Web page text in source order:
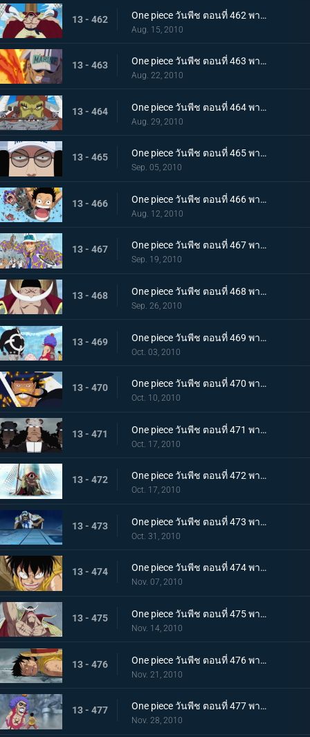
13 - 462 One piece วันพีช ตอนที่ 462 พากย์ไทย พลังทำลายล้างโลก! ความสามารถของ ผลกุระ-กุระ
Aug. 15, 2010
13 - 463 One piece วันพีช ตอนที่ 463 พากย์ไทย เผาทุกสิ่งจนมอดไหม้!! พลังของพลเรือเอกอาคาอินุ!
Aug. 22, 2010
13 - 464 One piece วันพีช ตอนที่ 464 พากย์ไทย ลูกหลานของปีศาจ! ลิตเติ้ลออสจูเนียร์! จู่โจม
Aug. 29, 2010
13 - 465 One piece วันพีช ตอนที่ 465 พากย์ไทย ผู้ชนะเท่านั้นที่ถูกต้อง! แผนของเซ็นโงคุเริ่มออกลาย!
Sep. 05, 2010
13 - 466 One piece วันพีช ตอนที่ 466 พากย์ไทย ทีมหมวกฟางมาถึงแล้ว! สนามรบเดือดถึงขีดสุด
Aug. 12, 2010
13 - 467 One piece วันพีช ตอนที่ 467 พากย์ไทย ถึงต้องตายก็จะช่วย การต่อสู้ของ ลูฟี่ กับ กองทัพเรือ เริ่มแล้ว
Sep. 19, 2010
13 - 468 One piece วันพีช ตอนที่ 468 พากย์ไทย สงครามยังคงดุเดือด! การต่อสู้ระหว่างผู้มีพลังพิเศษ
Sep. 26, 2010
13 - 469 One piece วันพีช ตอนที่ 469 พากย์ไทย เหตุผิดปกติที่เกิดจากคุมะ หมัดแห่งความโกรธของคุณอีวา
Oct. 03, 2010
13 - 470 One piece วันพีช ตอนที่ 470 พากย์ไทย สุดยอดนักดาบมิฮอว์ค คมดาบดำที่ฟาดใส่ลูฟี่
Oct. 10, 2010
13 - 471 One piece วันพีช ตอนที่ 471 พากย์ไทย เริ่มแผนทำลายล้าง อาณุภาพของกองทัพแปซิฟิสต้า
Oct. 17, 2010
13 - 472 One piece วันพีช ตอนที่ 472 พากย์ไทย อุบายของอาคาอินุ! หนวดขาวติดกับเข้าแล้ว
Oct. 17, 2010
13 - 473 One piece วันพีช ตอนที่ 473 พากย์ไทย เริ่มใช้แผนกำแพงล้อม! กลุ่มโจรสลัดหนวดขาวจนมุม!!
Oct. 31, 2010
13 - 474 One piece วันพีช ตอนที่ 474 พากย์ไทย คำสั่งลงมือประหารออกมาแล้ว ถล่มกำแพงที่ล้อมเร็วเข้า!
Nov. 07, 2010
13 - 475 One piece วันพีช ตอนที่ 475 พากย์ไทย เข้าสู่ช่วงสุดท้าย! หมากพลิกสถานการณ์ของหนวดขาว
Nov. 14, 2010
13 - 476 One piece วันพีช ตอนที่ 476 พากย์ไทย ลูพี่หมดแรง! สงครามดุเดือดเหนือลานโอริส!!
Nov. 21, 2010
13 - 477 One piece วันพีช ตอนที่ 477 พากย์ไทย พลังที่ลดอายุขัย! ใช้เทนชั่นฮอร์โมนอีกครั้ง!
Nov. 28, 2010